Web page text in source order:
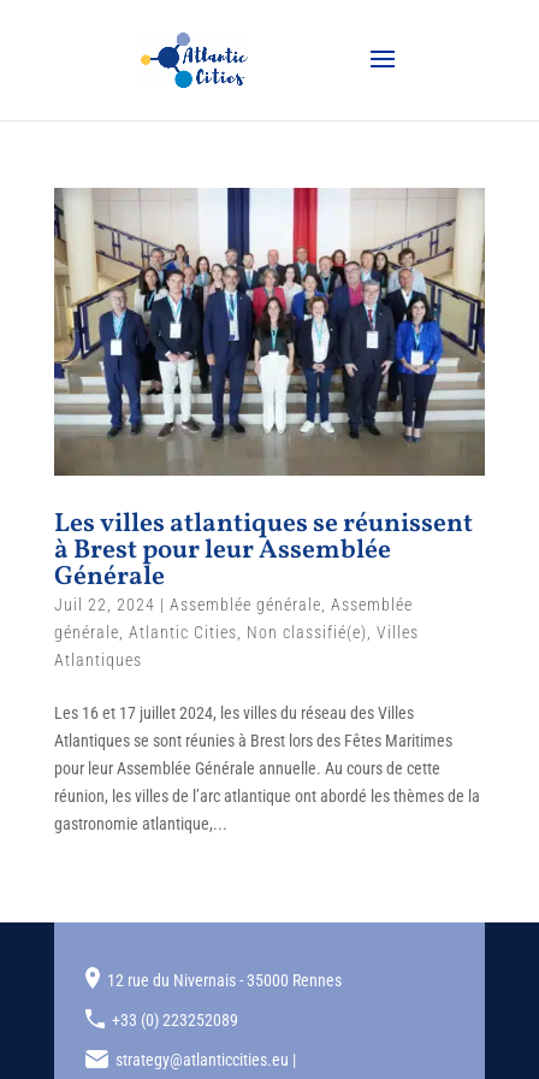
Les villes atlantiques se réunissent
à Brest pour leur Assemblée
Générale
Juil 22, 2024 | Assemblée générale Assemblée
générale Atlantic Cities Non classifié(e)
Villes
Atlantiques
Les 16 et 17 juillet 2024, les villes du réseau des Villes
Atlantiques se sont réunies à Brest lors des Fêtes Maritimes
pour leur Assemblée Générale annuelle. Au cours de cette
réunion, les villes de l’arc atlantique ont abordé les thèmes de la
gastronomie atlantique,...
12 rue du Nivernais - 35000 Rennes
+33 (0) 223252089
strategy@atlanticcities.eu |